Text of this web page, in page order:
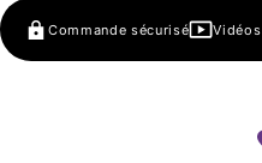
Commande sécurisé Vidéos